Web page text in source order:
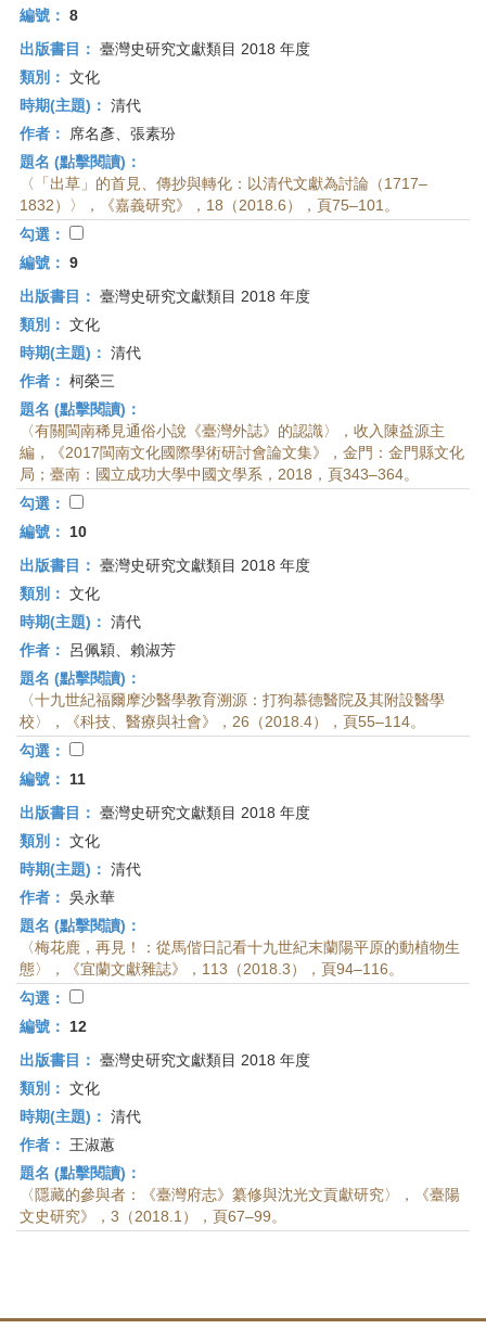
編號： 8
出版書目： 臺灣史研究文獻類目 2018 年度
類別： 文化
時期(主題)： 清代
作者：
席名彥、張素玢
題名 (點擊閱讀)：
〈「出草」的首見、傳抄與轉化：以清代文獻為討論（1717–
1832）〉，《嘉義研究》，18（2018.6），頁75–101。
勾選：
編號： 9
出版書目： 臺灣史研究文獻類目 2018 年度
類別： 文化
時期(主題)： 清代
作者： 柯榮三
題名 (點擊閱讀)：
〈有關閩南稀見通俗小說《臺灣外誌》的認識〉，收入陳益源主
編，《2017閩南文化國際學術研討會論文集》，金門：金門縣文化
局；臺南：國立成功大學中國文學系，2018，頁343–364。
勾選：
編號：
10
出版書目： 臺灣史研究文獻類目 2018 年度
類別： 文化
時期(主題)： 清代
作者：
呂佩穎、賴淑芳
題名 (點擊閱讀)：
〈十九世紀福爾摩沙醫學教育溯源：打狗慕德醫院及其附設醫學
校〉，《科技、醫療與社會》，26（2018.4），頁55–114。
勾選：
編號：
11
出版書目： 臺灣史研究文獻類目 2018 年度
類別： 文化
時期(主題)： 清代
作者： 吳永華
題名 (點擊閱讀)：
〈梅花鹿，再見！：從馬偕日記看十九世紀末蘭陽平原的動植物生
態〉，《宜蘭文獻雜誌》，113（2018.3），頁94–116。
勾選：
編號：
12
出版書目： 臺灣史研究文獻類目 2018 年度
類別： 文化
時期(主題)： 清代
作者：
王淑蕙
題名 (點擊閱讀)：
〈隱藏的參與者：《臺灣府志》纂修與沈光文貢獻研究〉，《臺陽
文史研究》，3（2018.1），頁67–99。